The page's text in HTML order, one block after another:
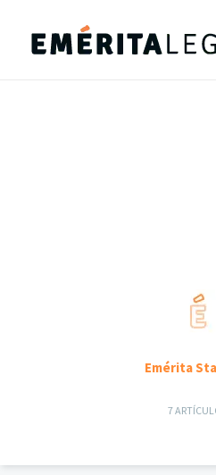
Emérita
7